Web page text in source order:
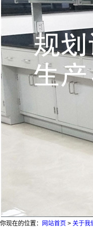
你现在的位置： 网站首页 > 关于我